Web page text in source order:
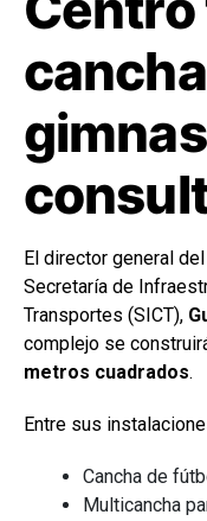
El director general
Secretaría de
Transportes (SICT),
complejo se
metros cuadrados.
Entre sus
Cancha de
Multicancha